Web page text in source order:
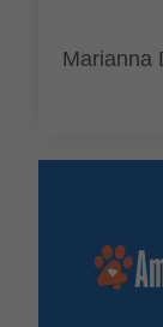
Marianna